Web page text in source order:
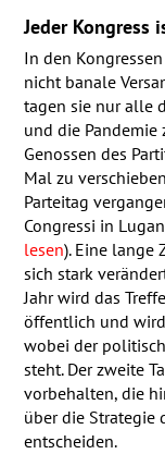
Jeder Kongress
In den
nicht banale
tagen sie nur alle
und die Pandemie
Genossen des
Mal zu
Parteitag
Congressi in
lesen). Eine lange
sich stark
Jahr wird das
öffentlich und
wobei der
steht. Der zweite
vorbehalten, die
über die Strategie
entscheiden.